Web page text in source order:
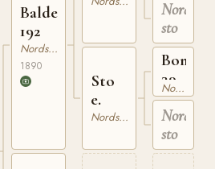
Balder
192
Nordsvensk Brukshäst
1890
Sto
e.
Nordsvensk Brukshäst
sto
39Nordsvensk Brukshäst
sto